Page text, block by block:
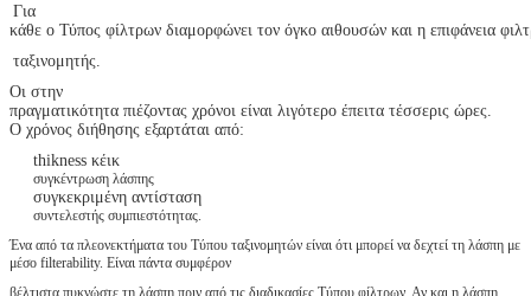
Για
κάθε ο Τύπος φίλτρων διαμορφώνει τον όγκο αιθουσών και η επιφάνεια
ταξινομητής.
Οι στην
πραγματικότητα πιέζοντας χρόνοι είναι λιγότερο έπειτα τέσσερις ώρες.
Ο χρόνος διήθησης εξαρτάται από:
thikness κέικ
συγκέντρωση λάσπης
συγκεκριμένη αντίσταση
συντελεστής συμπιεστότητας.
Ένα από τα πλεονεκτήματα του Τύπου ταξινομητών είναι ότι μπορεί να δεχτεί τη λάσπη με
μέσο filterability. Είναι πάντα συμφέρον